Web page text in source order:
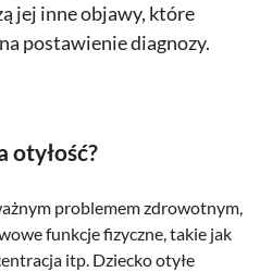
jej inne objawy, które
postawienie diagnozy.
otyłość?
problemem zdrowotnym,
funkcje fizyczne, takie jak
itp. Dziecko otyłe